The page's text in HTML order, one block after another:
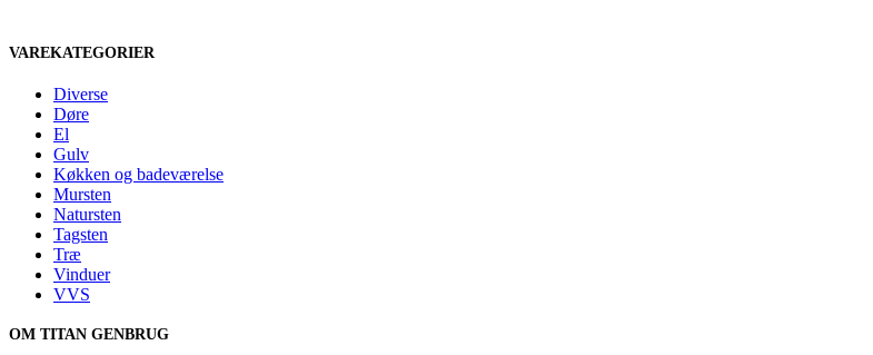
VAREKATEGORIER
Diverse
Døre
El
Gulv
Køkken og badeværelse
Mursten
Natursten
Tagsten
Træ
Vinduer
VVS
OM TITAN GENBRUG